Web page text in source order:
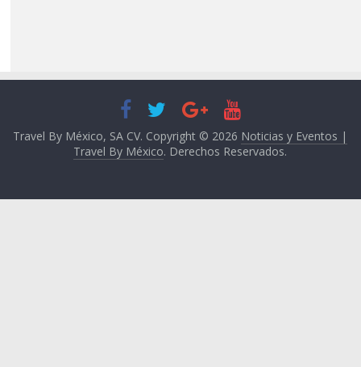
Travel By México, SA CV. Copyright © 2026 Noticias y Eventos |
Travel By México. Derechos Reservados.